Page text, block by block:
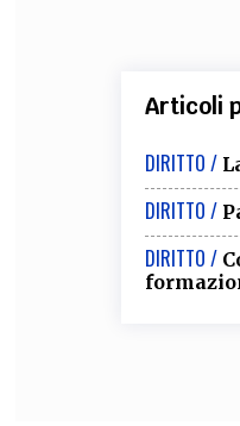
Articoli
DIRITTO /
DIRITTO /
DIRITTO /